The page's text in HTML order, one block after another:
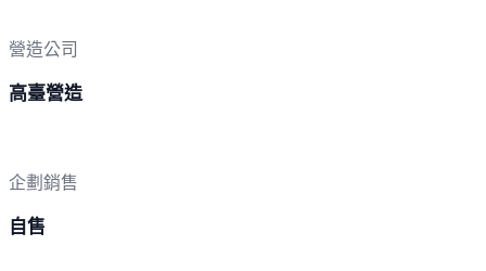
營造公司
高臺營造
企劃銷售
自售